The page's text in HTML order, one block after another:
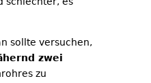
sollte versuchen,
zwei
zu